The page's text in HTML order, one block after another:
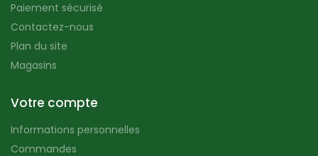
Paiement sécurisé
Contactez-nous
Plan du site
Magasins
Votre compte
Informations personnelles
Commandes